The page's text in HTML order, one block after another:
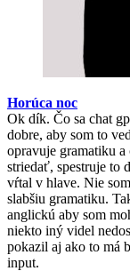
Horúca noc
Ok dík. Čo sa chat
dobre, aby som to
opravuje gramatiku a
striedať, spestruje to
vŕtal v hlave. Nie
slabšiu gramatiku.
anglickú aby som
niekto iný videl
pokazil aj ako to má
input.